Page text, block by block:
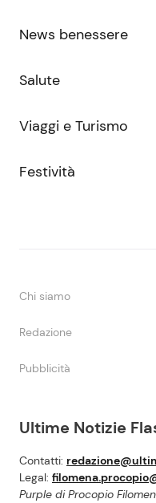
Ultime Notizie
Contatti:
Legal:
Purple di Procopio
News benessere
Salute
Viaggi e Turismo
Festività
Chi siamo
Redazione
Pubblicità